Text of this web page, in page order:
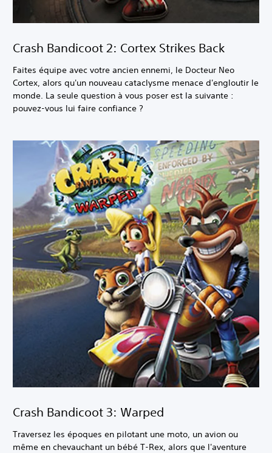
Crash Bandicoot 2: Cortex Strikes Back
Faites équipe avec votre ancien ennemi, le Docteur Neo
Cortex, alors qu'un nouveau cataclysme menace d'engloutir le
monde. La seule question à vous poser est la suivante :
pouvez-vous lui faire confiance ?
Crash Bandicoot 3: Warped
Traversez les époques en pilotant une moto, un avion ou
même en chevauchant un bébé T-Rex, alors que l'aventure